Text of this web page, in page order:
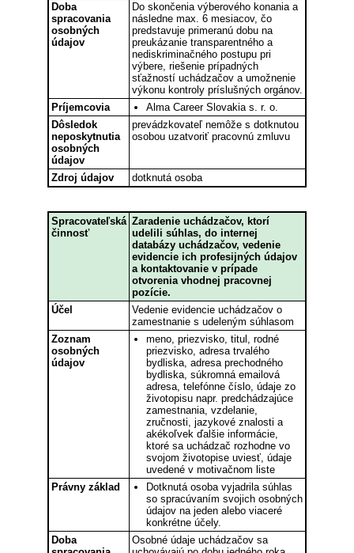
Doba
spracovania
osobných
údajov
Do skončenia výberového konania a
následne max. 6 mesiacov, čo
predstavuje primeranú dobu na
preukázanie transparentného a
nediskriminačného postupu pri
výbere, riešenie prípadných
sťažností uchádzačov a umožnenie
výkonu kontroly príslušných orgánov.
Príjemcovia
Alma Career Slovakia s. r. o.
Dôsledok
neposkytnutia
osobných
údajov
prevádzkovateľ nemôže s dotknutou
osobou uzatvoriť pracovnú zmluvu
Zdroj údajov dotknutá osoba
Spracovateľská
činnosť
Zaradenie uchádzačov, ktorí
udelili súhlas, do internej
databázy uchádzačov, vedenie
evidencie ich profesijných údajov
a kontaktovanie v prípade
otvorenia vhodnej pracovnej
pozície.
Účel
Vedenie evidencie uchádzačov o
zamestnanie s udeleným súhlasom
Zoznam
osobných
údajov
meno, priezvisko, titul, rodné
priezvisko, adresa trvalého
bydliska, adresa prechodného
bydliska, súkromná emailová
adresa, telefónne číslo, údaje zo
životopisu napr. predchádzajúce
zamestnania, vzdelanie,
zručnosti, jazykové znalosti a
akékoľvek ďalšie informácie,
ktoré sa uchádzač rozhodne vo
svojom životopise uviesť, údaje
uvedené v motivačnom liste
Právny základ
Dotknutá osoba vyjadrila súhlas
so spracúvaním svojich osobných
údajov na jeden alebo viaceré
konkrétne účely.
Doba
Osobné údaje uchádzačov sa